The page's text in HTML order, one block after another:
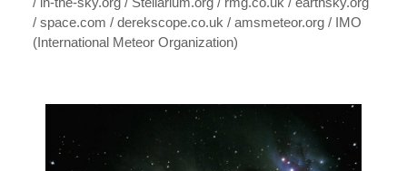
/ space.com / derekscope.co.uk / amsmeteor.org / IMO
(International Meteor Organization)